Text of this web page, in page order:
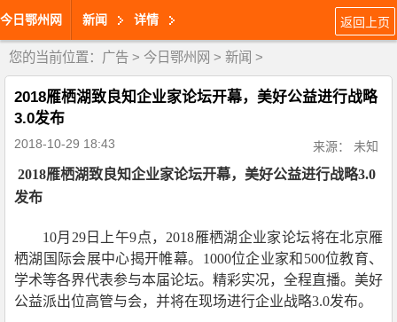
今日鄂州网 新闻 详情 返回上页
您的当前位置： 广告 > 今日鄂州网 > 新闻 >
2018雁栖湖致良知企业家论坛开幕，美好公益进行战略
3.0发布
2018-10-29 18:43 来源： 未知
2018雁栖湖致良知企业家论坛开幕，美好公益进行战略3.0
发布
10月29日上午9点，2018雁栖湖企业家论坛将在北京雁
栖湖国际会展中心揭开帷幕。1000位企业家和500位教育、
学术等各界代表参与本届论坛。精彩实况，全程直播。美好
公益派出位高管与会，并将在现场进行企业战略3.0发布。